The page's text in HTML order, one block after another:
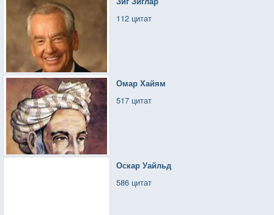
112 цитат
Омар Хайям
517 цитат
Оскар Уайльд
586 цитат